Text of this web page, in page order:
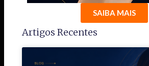
SAIBA MAIS
Artigos Recentes